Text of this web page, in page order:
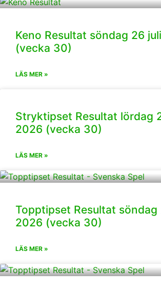
Keno Resultat söndag 26
(vecka 30)
LÄS MER »
Stryktipset Resultat lördag
2026 (vecka 30)
LÄS MER »
Topptipset Resultat söndag
2026 (vecka 30)
LÄS MER »